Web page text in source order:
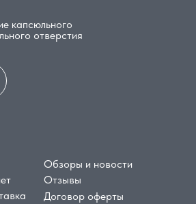
Обзоры и новости
Отзывы
Договор оферты
капсюльного
отверстия